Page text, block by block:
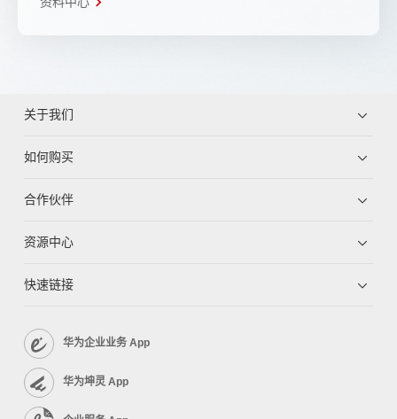
关于我们
如何购买
合作伙伴
资源中心
快速链接
华为企业业务 App
华为坤灵 App